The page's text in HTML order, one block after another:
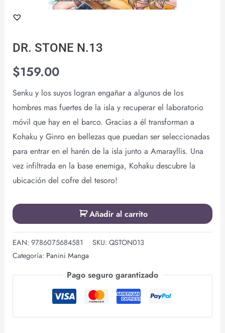
DR. STONE N.13
$159.00
Senku y los suyos logran engañar a algunos de los
hombres mas fuertes de la isla y recuperar el laboratorio
móvil que hay en el barco. Gracias a él transforman a
Kohaku y Ginro en bellezas que puedan ser seleccionadas
para entrar en el harén de la isla junto a Amarayllis. Una
vez infiltrada en la base enemiga, Kohaku descubre la
ubicación del cofre del tesoro!
Añadir al carrito
EAN: 9786075684581 SKU: QSTON013
Categoría: Panini Manga
Pago seguro garantizado